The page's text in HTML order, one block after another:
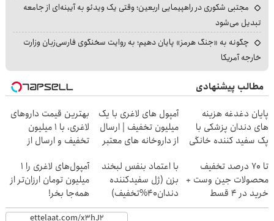
مجتبی شکوری در راهپیمایی اربعین؛ وقتی یک ویدئو به آیینه‌ای از جامعه
تبدیل می‌شود
چگونه به «جنگ هرمز» پایان دهیم؛ به روایت سخنگوی فارسی‌زبان وزارت
خارجه آمریکا
مطالب پیشنهادی
پایان دغدغه هزینه
های دندان پزشکی با
پک سفید کننده خانگی
آمپول های لاغری با یک
میلیون تخفیف | ارسال
از داروخانه های معتبر
بهترین قیمت داروهای
لاغری، با ۱ میلیون
تخفیف و ارسال از
تا 70 درصد تخفیف
محصولات جین وست +
خرید در 4 قسط
با اعتماد بنفس لبخند
بزن (ژل سفیدکننده
دندان40%تخفیف)
آمپول‌های لاغری را ۱
میلیون تومان ارزان‌تر از
همه‌جا بخر!